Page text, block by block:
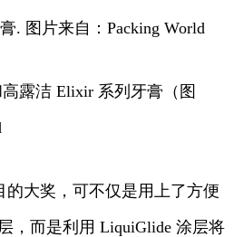
. 图片来自：Packing World
露洁 Elixir 系列牙膏（图
大奖，可不仅是用上了方便
，而是利用 LiquiGlide 涂层将